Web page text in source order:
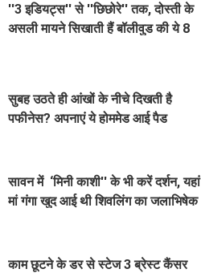
''3 इडियट्स'' से ''छिछोरे'' तक, दोस्ती के
असली मायने सिखाती हैं बॉलीवुड की ये 8
सुबह उठते ही आंखों के नीचे दिखती है
पफीनेस? अपनाएं ये होममेड आई पैड
सावन में ‘मिनी काशी'' के भी करें दर्शन, यहां
मां गंगा खुद आई थी शिवलिंग का जलाभिषेक
काम छूटने के डर से स्टेज 3 ब्रेस्ट कैंसर